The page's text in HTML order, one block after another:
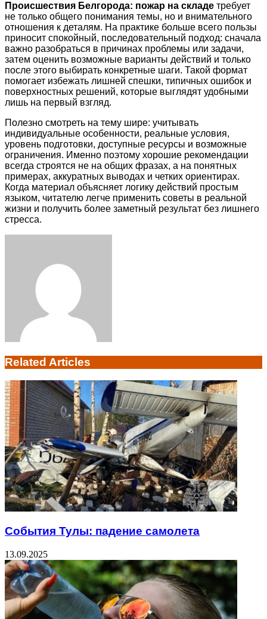
Происшествия Белгорода: пожар на складе требует
не только общего понимания темы, но и внимательного
отношения к деталям. На практике больше всего пользы
приносит спокойный, последовательный подход: сначала
важно разобраться в причинах проблемы или задачи,
затем оценить возможные варианты действий и только
после этого выбирать конкретные шаги. Такой формат
помогает избежать лишней спешки, типичных ошибок и
поверхностных решений, которые выглядят удобными
лишь на первый взгляд.
Полезно смотреть на тему шире: учитывать
индивидуальные особенности, реальные условия,
уровень подготовки, доступные ресурсы и возможные
ограничения. Именно поэтому хорошие рекомендации
всегда строятся не на общих фразах, а на понятных
примерах, аккуратных выводах и четких ориентирах.
Когда материал объясняет логику действий простым
языком, читателю легче применить советы в реальной
жизни и получить более заметный результат без лишнего
стресса.
Related Articles
События Тулы: падение самолета
13.09.2025